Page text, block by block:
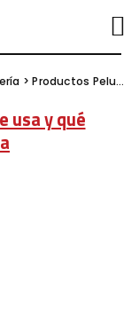
>Productos Peluquería
usa y qué